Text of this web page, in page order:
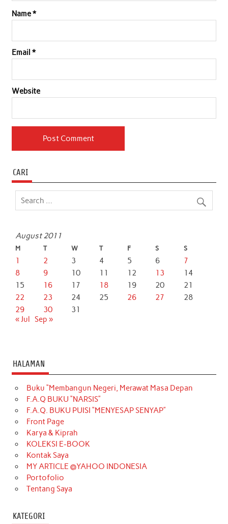
Name*
Email *
Website
CARI
August 2011
M T W T F S S
1 2 3 4 5 6
7
8
9 10 11 12 13
14
15
16 17 18 19 20
21
22
23 24 25 26 27
28
29
30
31
« Jul Sep »
HALAMAN
Buku “Membangun Negeri, Merawat Masa Depan
F.A.Q BUKU “NARSIS”
F.A.Q. BUKU PUISI “MENYESAP SENYAP”
Front Page
Karya & Kiprah
KOLEKSI E-BOOK
Kontak Saya
MY ARTICLE @YAHOO INDONESIA
Portofolio
Tentang Saya
KATEGORI